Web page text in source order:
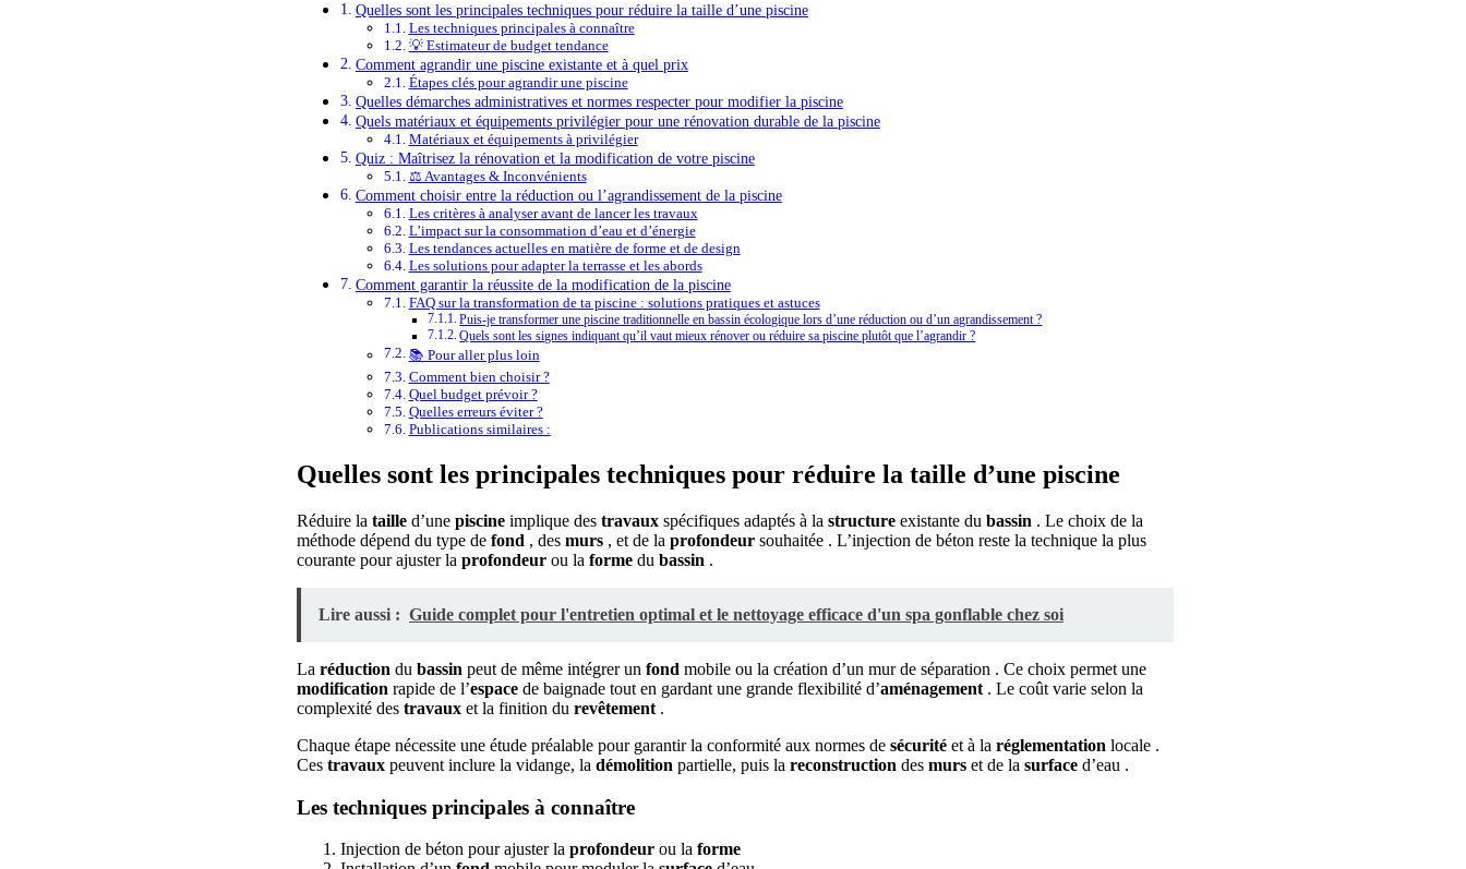
Quelles sont les principales techniques pour réduire la taille d’une piscine
Les techniques principales à connaître
💡 Estimateur de budget tendance
Comment agrandir une piscine existante et à quel prix
Étapes clés pour agrandir une piscine
Quelles démarches administratives et normes respecter pour modifier la piscine
Quels matériaux et équipements privilégier pour une rénovation durable de la piscine
Matériaux et équipements à privilégier
Quiz : Maîtrisez la rénovation et la modification de votre piscine
⚖️ Avantages & Inconvénients
Comment choisir entre la réduction ou l’agrandissement de la piscine
Les critères à analyser avant de lancer les travaux
L’impact sur la consommation d’eau et d’énergie
Les tendances actuelles en matière de forme et de design
Les solutions pour adapter la terrasse et les abords
Comment garantir la réussite de la modification de la piscine
FAQ sur la transformation de ta piscine : solutions pratiques et astuces
Puis-je transformer une piscine traditionnelle en bassin écologique lors d’une réduction ou d’un agrandissement ?
Quels sont les signes indiquant qu’il vaut mieux rénover ou réduire sa piscine plutôt que l’agrandir ?
📚 Pour aller plus loin
Comment bien choisir ?
Quel budget prévoir ?
Quelles erreurs éviter ?
Publications similaires :
Quelles sont les principales techniques pour réduire la taille d’une piscine
Réduire la taille d’une piscine implique des travaux spécifiques adaptés à la structure existante du bassin . Le choix de la
méthode dépend du type de fond , des murs , et de la profondeur souhaitée . L’injection de béton reste la technique la plus
courante pour ajuster la profondeur ou la forme du bassin .
Lire aussi : Guide complet pour l'entretien optimal et le nettoyage efficace d'un spa gonflable chez soi
La réduction du bassin peut de même intégrer un fond mobile ou la création d’un mur de séparation . Ce choix permet une
modification rapide de l’espace de baignade tout en gardant une grande flexibilité d’aménagement . Le coût varie selon la
complexité des travaux et la finition du revêtement .
Chaque étape nécessite une étude préalable pour garantir la conformité aux normes de sécurité et à la réglementation locale .
Ces travaux peuvent inclure la vidange, la démolition partielle, puis la reconstruction des murs et de la surface d’eau .
Les techniques principales à connaître
Injection de béton pour ajuster la profondeur ou la forme